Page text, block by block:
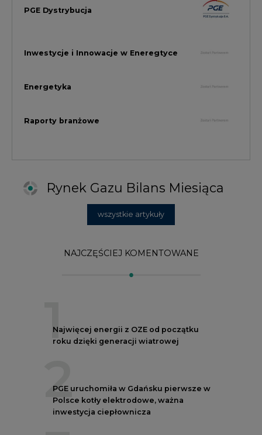
Rynek Gazu Bilans Miesiąca
1
2
PGE uruchomiła w Gdańsku pierwsze w
Polsce kotły elektrodowe, ważna
3
4
Czy inwazja Rosji na Ukrainę przyśpieszy
5
Postawy Polek i Polaków wobec zmian